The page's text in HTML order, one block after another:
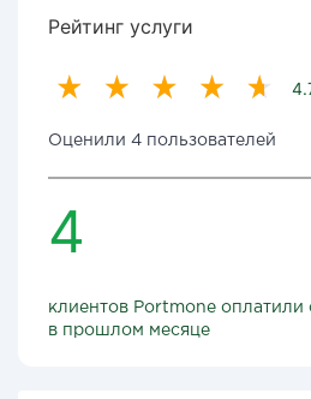
Рейтинг услуги
Оценили 4 пользователей
4
клиентов Portmone оплатили
в прошлом месяце